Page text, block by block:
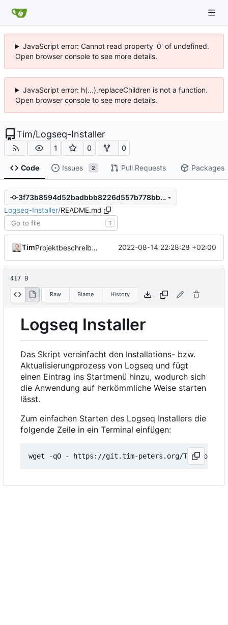
JavaScript error: Cannot read property '0' of undefined.
Open browser console to see more details.
JavaScript error: h(...).replaceChildren is not a function.
Open browser console to see more details.
Tim/Logseq-Installer
1 0 0
Code Issues 2 Pull Requests Packages
3f73b8594d52badbbb8226d557b778bb92b553f6
Logseq-Installer/README.md
T
Tim Projektbeschreibung aktualisiert 2022-08-14 22:28:28 +02:00
417 B
Raw Blame History
Logseq Installer
Das Skript vereinfacht den Installations- bzw.
Aktualisierungprozess von Logseq und fügt
einen Eintrag ins Startmenü hinzu, wodurch sich
die Anwendung auf herkömmliche Weise starten
lässt.
Zum einfachen Starten des Logseq Installers die
folgende Zeile in ein Terminal einfügen:
wget -qO - https://git.tim-peters.org/Tim/